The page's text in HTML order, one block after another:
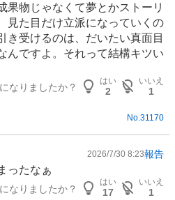
果物じゃなくて夢とかストーリ
見た目だけ立派になっていくの
き受けるのは、だいたい真面目
んですよ。それって結構キツい
なりましたか？
はい
2
いいえ
1
No.31170
2026/7/30 8:23報告
ったなぁ
なりましたか？
はい
17
いいえ
1